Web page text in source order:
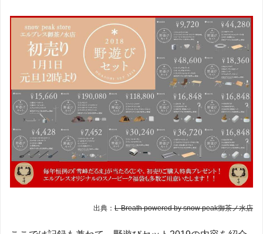
出典： L-Breath powered by snow peak御茶ノ水店